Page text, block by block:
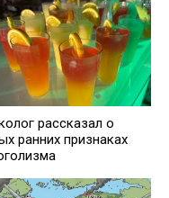
рассказал о
ранних признаках